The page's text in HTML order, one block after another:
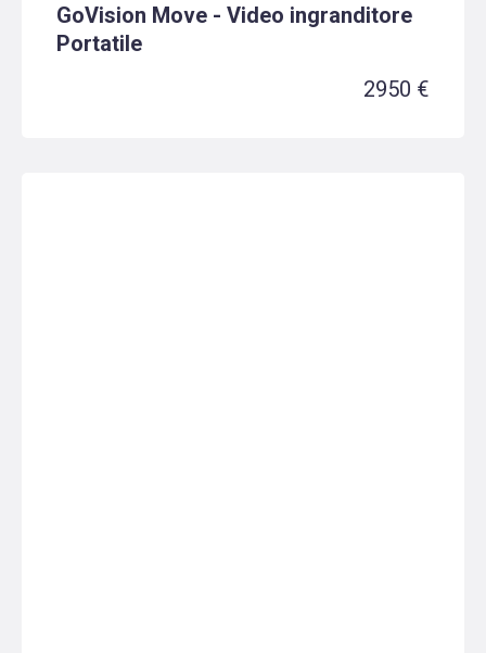
GoVision Move - Video ingranditore
Portatile
2950 €